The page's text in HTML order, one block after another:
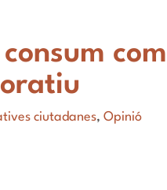
ciutadanes,Opinió